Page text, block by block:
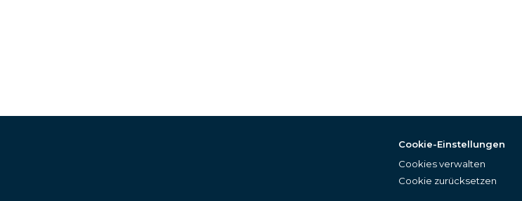
Cookie-Einstellungen
Cookies verwalten
Cookie zurücksetzen